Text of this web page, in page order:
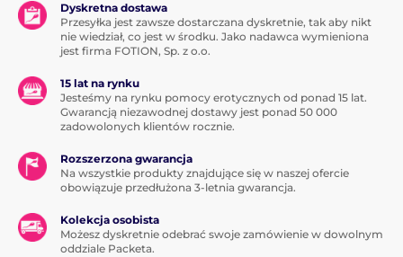
Dyskretna dostawa
Przesyłka jest zawsze dostarczana dyskretnie, tak aby nikt
nie wiedział, co jest w środku. Jako nadawca wymieniona
jest firma FOTION, Sp. z o.o.
15 lat na rynku
Jesteśmy na rynku pomocy erotycznych od ponad 15 lat.
Gwarancją niezawodnej dostawy jest ponad 50 000
zadowolonych klientów rocznie.
Rozszerzona gwarancja
Na wszystkie produkty znajdujące się w naszej ofercie
obowiązuje przedłużona 3-letnia gwarancja.
Kolekcja osobista
Możesz dyskretnie odebrać swoje zamówienie w dowolnym
oddziale Packeta.